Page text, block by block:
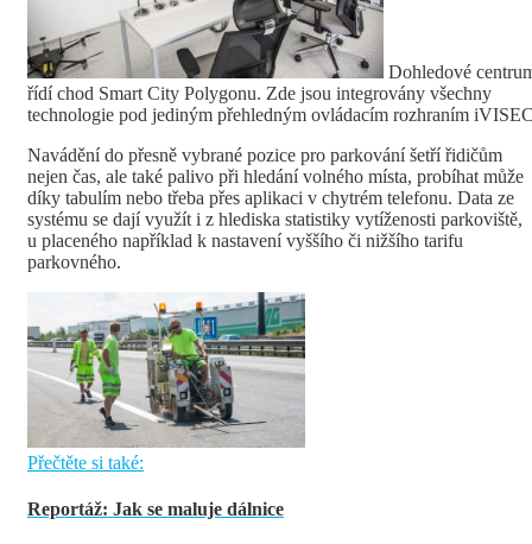
Dohledové
řídí chod Smart City Polygonu. Zde jsou integrovány všechny
technologie pod jediným přehledným ovládacím rozhraním
Navádění do přesně vybrané pozice pro parkování šetří řidičům
nejen čas, ale také palivo při hledání volného místa, probíhat může
díky tabulím nebo třeba přes aplikaci v chytrém telefonu. Data ze
systému se dají využít i z hlediska statistiky vytíženosti parkoviště,
u placeného například k nastavení vyššího či nižšího tarifu
parkovného.
Přečtěte si také:
Reportáž: Jak se maluje dálnice